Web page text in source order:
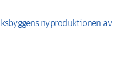
nyproduktionen av